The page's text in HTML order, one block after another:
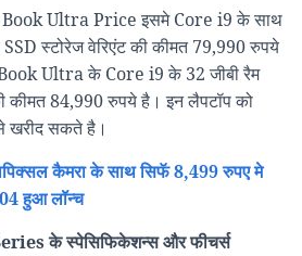
Ultra Price इसमे Core i9 के साथ
स्टोरेज वेरिएंट की कीमत 79,990 रुपये
Ultra के Core i9 के 32 जीबी रैम
कीमत 84,990 रुपये है। इन लैपटॉप को
से खरीद सकते है।
कैमरा के साथ सिफॅ 8,499 रुपए मे
हुआ लॉन्च
के स्पेसिफिकेशन्स और फीचर्स